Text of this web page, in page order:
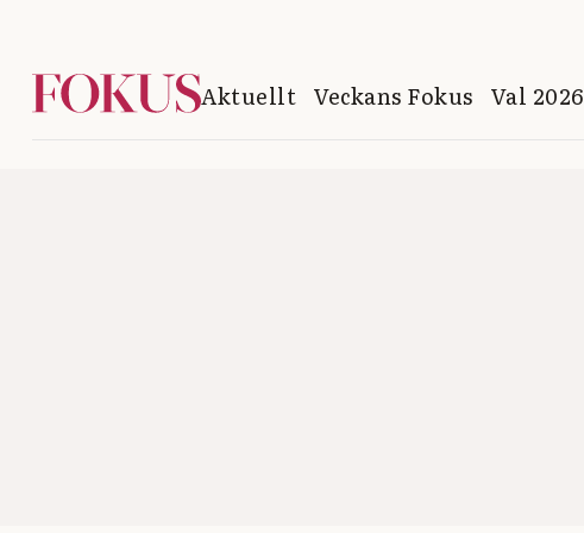
Aktuellt Veckans Fokus Val 2026